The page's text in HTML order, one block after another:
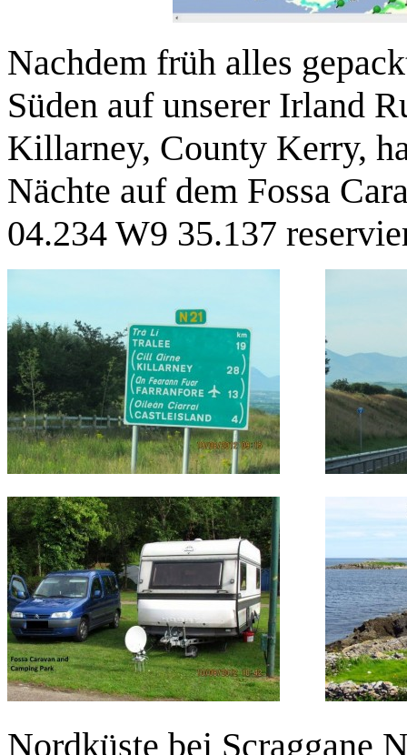
Nachdem früh alles
Süden auf unserer Irland
Killarney, County Kerry,
Nächte auf dem Fossa
04.234 W9 35.137
Nordküste bei Scraggane